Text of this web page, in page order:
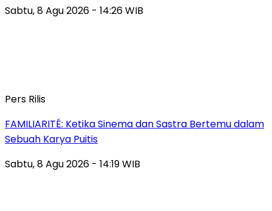
Sabtu, 8 Agu 2026 - 14:26 WIB
Pers Rilis
FAMILIARITÉ: Ketika Sinema dan Sastra Bertemu dalam
Sebuah Karya Puitis
Sabtu, 8 Agu 2026 - 14:19 WIB